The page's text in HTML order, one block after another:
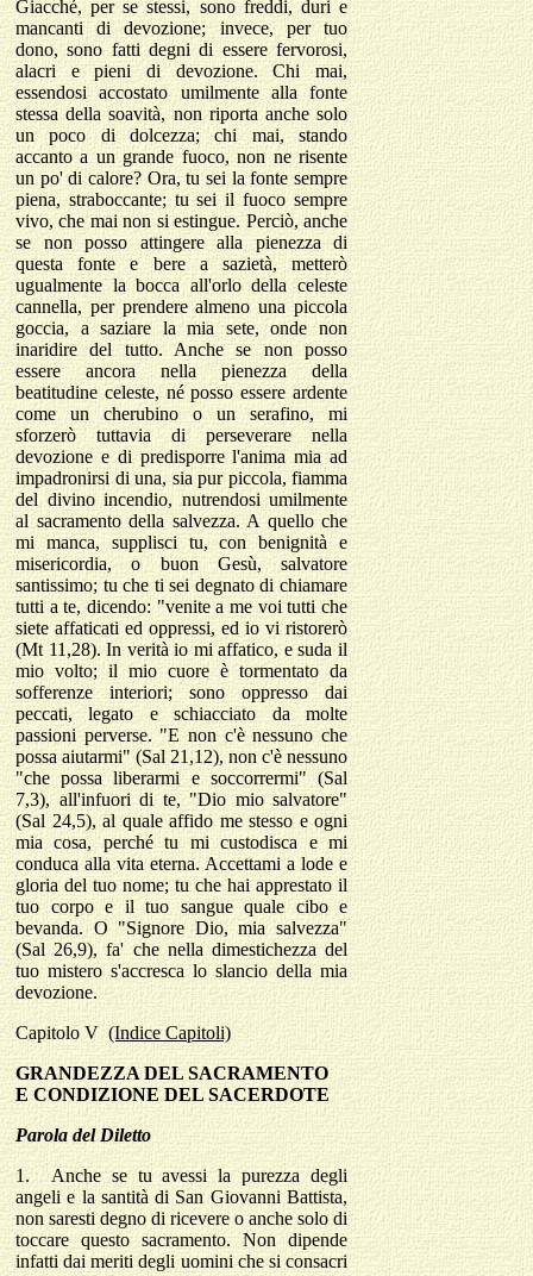
Giacché, per se stessi, sono freddi, duri e
mancanti di devozione; invece, per tuo
dono, sono fatti degni di essere fervorosi,
alacri e pieni di devozione. Chi mai,
essendosi accostato umilmente alla fonte
stessa della soavità, non riporta anche solo
un poco di dolcezza; chi mai, stando
accanto a un grande fuoco, non ne risente
un po' di calore? Ora, tu sei la fonte sempre
piena, straboccante; tu sei il fuoco sempre
vivo, che mai non si estingue. Perciò, anche
se non posso attingere alla pienezza di
questa fonte e bere a sazietà, metterò
ugualmente la bocca all'orlo della celeste
cannella, per prendere almeno una piccola
goccia, a saziare la mia sete, onde non
inaridire del tutto. Anche se non posso
essere ancora nella pienezza della
beatitudine celeste, né posso essere ardente
come un cherubino o un serafino, mi
sforzerò tuttavia di perseverare nella
devozione e di predisporre l'anima mia ad
impadronirsi di una, sia pur piccola, fiamma
del divino incendio, nutrendosi umilmente
al sacramento della salvezza. A quello che
mi manca, supplisci tu, con benignità e
misericordia, o buon Gesù, salvatore
santissimo; tu che ti sei degnato di chiamare
tutti a te, dicendo: "venite a me voi tutti che
siete affaticati ed oppressi, ed io vi ristorerò
(Mt 11,28). In verità io mi affatico, e suda il
mio volto; il mio cuore è tormentato da
sofferenze interiori; sono oppresso dai
peccati, legato e schiacciato da molte
passioni perverse. "E non c'è nessuno che
possa aiutarmi" (Sal 21,12), non c'è nessuno
"che possa liberarmi e soccorrermi" (Sal
7,3), all'infuori di te, "Dio mio salvatore"
(Sal 24,5), al quale affido me stesso e ogni
mia cosa, perché tu mi custodisca e mi
conduca alla vita eterna. Accettami a lode e
gloria del tuo nome; tu che hai apprestato il
tuo corpo e il tuo sangue quale cibo e
bevanda. O "Signore Dio, mia salvezza"
(Sal 26,9), fa' che nella dimestichezza del
tuo mistero s'accresca lo slancio della mia
devozione.
Capitolo V (Indice Capitoli)
GRANDEZZA DEL SACRAMENTO
E CONDIZIONE DEL SACERDOTE
Parola del Diletto
1.
Anche se tu avessi la purezza degli
angeli e la santità di San Giovanni Battista,
non saresti degno di ricevere o anche solo di
toccare questo sacramento. Non dipende
infatti dai meriti degli uomini che si consacri